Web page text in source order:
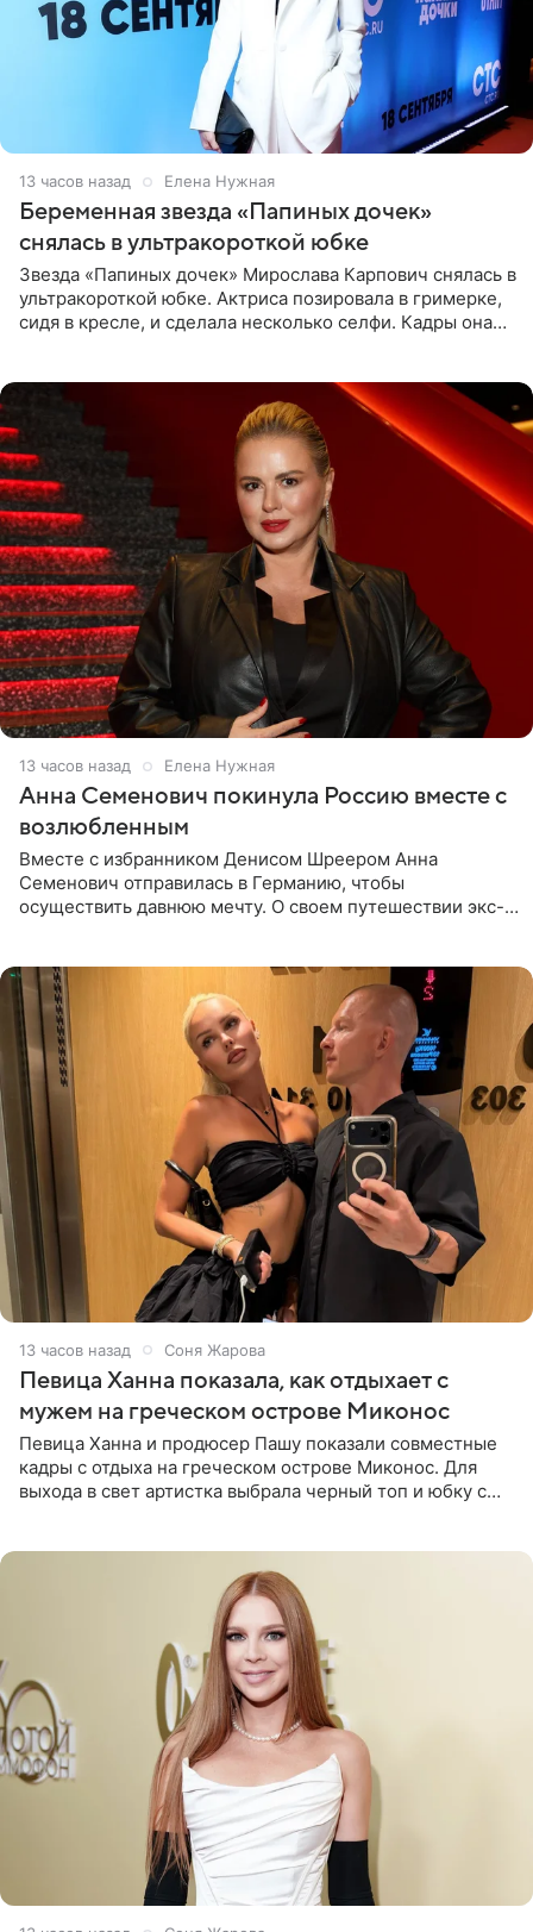
13 часов назад Елена Нужная
Беременная звезда «Папиных дочек»
снялась в ультракороткой юбке
Звезда «Папиных дочек» Мирослава Карпович снялась в
ультракороткой юбке. Актриса позировала в гримерке,
сидя в кресле, и сделала несколько селфи. Кадры она
13 часов назад Елена Нужная
Анна Семенович покинула Россию вместе с
возлюбленным
Вместе с избранником Денисом Шреером Анна
Семенович отправилась в Германию, чтобы
осуществить давнюю мечту. О своем путешествии экс-
13 часов назад Соня Жарова
Певица Ханна показала, как отдыхает с
мужем на греческом острове Миконос
Певица Ханна и продюсер Пашу показали совместные
кадры с отдыха на греческом острове Миконос. Для
выхода в свет артистка выбрала черный топ и юбку с